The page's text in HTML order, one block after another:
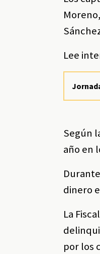
Lee
Según
año en
dinero
La
por los